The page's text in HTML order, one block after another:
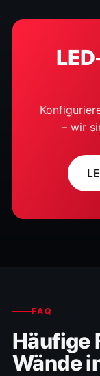
– wir
FAQ
Häufige
Wände